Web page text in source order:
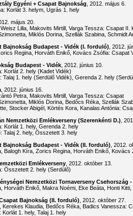
Egyéni + Csapat Bajnokság , 2012.
Korlát 3. helym, Ugrás 1. hely
május 20.
Weisz Lilla, Makovits Mirtill, Varga Tessza:
Miklós Dorina, Szellák Szabina, Schmidt
Bajnokság Budapest - Vidék (I. forduló) ,
Regina, Horváth Enikő, Kovács Zsófia: Csapat
Budapest - Vidék, 2012. június 10.
Korlát 2. hely (Kadet Vidék)
Talaj 1. hely (Serdülő Vidék), Gerenda 2. hely
, 2012. június 16.
Petra, Makovits Mirtill, Varga Tessza:
Miklós Dorina, Bedőcs Réka, Szellák
Stocker Abigél, Körtés Kora, Kanalas Antónia:
Nemzetközi Emlékverseny (Szerenkénti D.) ,
Korlát 1. hely, Gerenda 2. hely
Talaj 2. hely, Összetett 3. hely
Bajnokság Budapest - Vidék (II. forduló) , 2012.
Balogh Kíra, Zorics Regina, Horváth Enikő,
Emlékverseny, 2012. október 13.
Összetett 2. hely (Serdülő)
Nemzetközi Tornaverseny Csehország
Horváth Enikő, Makra Noémi, Eke Beáta, Honti
Bajnokság (II. forduló) , 2012. október
Kerekes Klaudia, Bedőcs Réka, Badics Vanessza:
1. hely, Talaj 1. hely